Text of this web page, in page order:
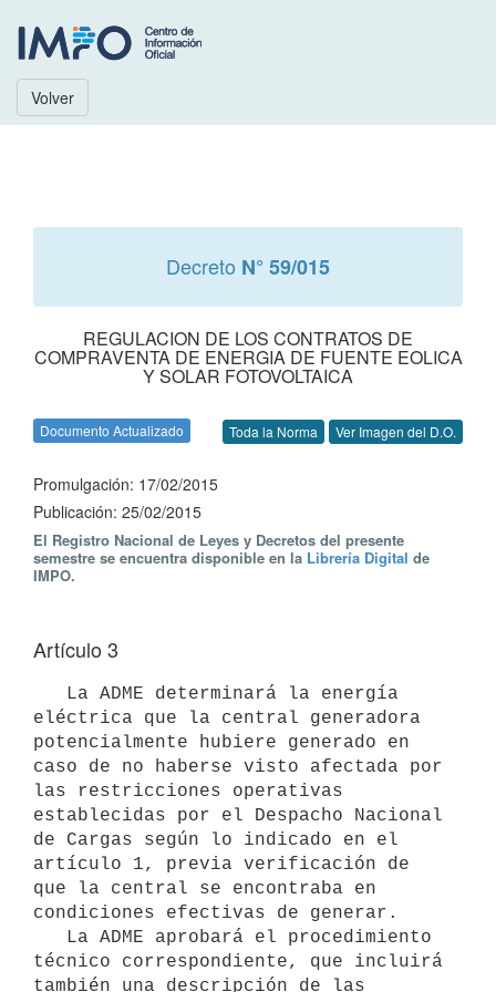
Volver
Decreto N° 59/015
REGULACION DE LOS CONTRATOS DE
COMPRAVENTA DE ENERGIA DE FUENTE EOLICA
Y SOLAR FOTOVOLTAICA
Documento Actualizado Toda la Norma Ver Imagen del D.O.
Promulgación: 17/02/2015
Publicación: 25/02/2015
El Registro Nacional de Leyes y Decretos del presente
semestre se encuentra disponible en la Librería Digital de
IMPO.
Artículo 3
eléctrica que la central generadora
potencialmente hubiere generado en
caso de no haberse visto afectada por
las restricciones operativas
establecidas por el Despacho Nacional
de Cargas según lo indicado en el
artículo 1, previa verificación de
que la central se encontraba en
condiciones efectivas de generar.
técnico correspondiente, que incluirá
también una descripción de las